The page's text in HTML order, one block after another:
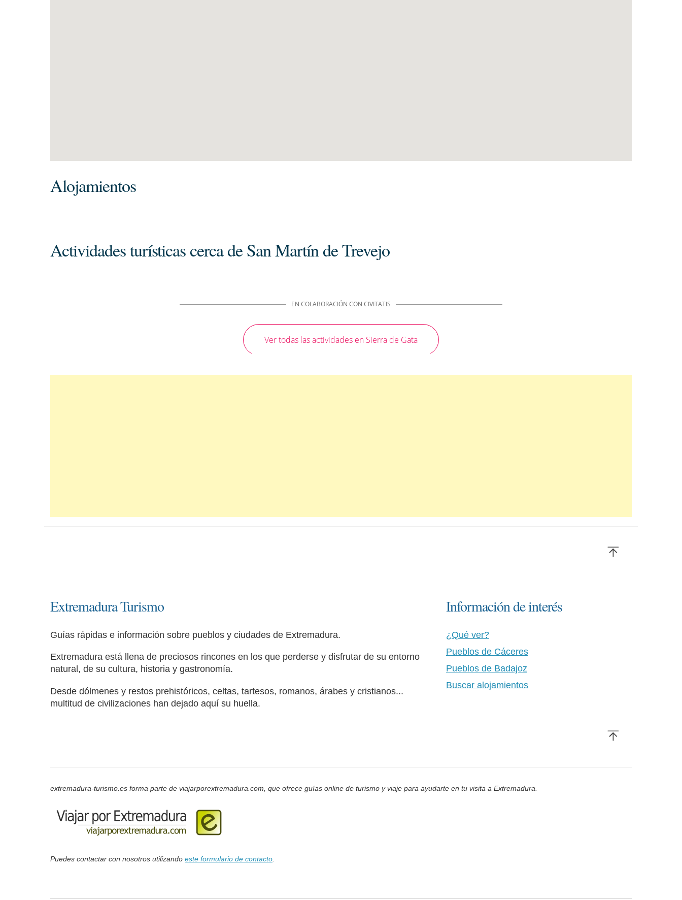
Alojamientos
Actividades turísticas cerca de San Martín de Trevejo
Extremadura Turismo
Guías rápidas e información sobre pueblos y ciudades de Extremadura.
Extremadura está llena de preciosos rincones en los que perderse y disfrutar de su entorno
natural, de su cultura, historia y gastronomía.
Desde dólmenes y restos prehistóricos, celtas, tartesos, romanos, árabes y cristianos...
multitud de civilizaciones han dejado aquí su huella.
Información de interés
¿Qué ver?
Pueblos de Cáceres
Pueblos de Badajoz
Buscar alojamientos
extremadura-turismo.es forma parte de viajarporextremadura.com, que ofrece guías online de turismo y viaje para ayudarte en tu visita a Extremadura.
Puedes contactar con nosotros utilizando este formulario de contacto